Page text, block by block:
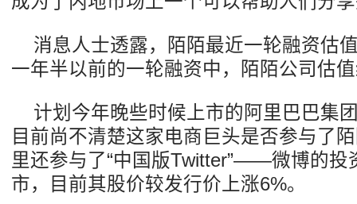
消息人士透露，陌陌最近一轮融资估
一年半以前的一轮融资中，陌陌公司估
计划今年晚些时候上市的阿里巴巴集
目前尚不清楚这家电商巨头是否参与了
里还参与了“中国版Twitter”——微博的投
市，目前其股价较发行价上涨6%。